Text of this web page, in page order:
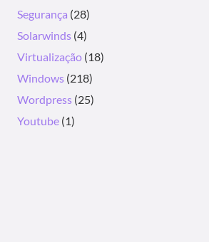
Segurança (28)
Solarwinds (4)
Virtualização (18)
Windows (218)
Wordpress (25)
Youtube (1)